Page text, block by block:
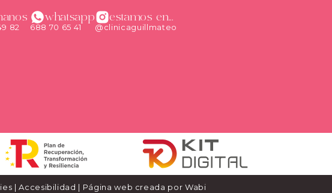
82
whatsapp
688 70 65 41
estamos en...
@clinicaguillmateo
|Accesibilidad | Página web creada por Wabi